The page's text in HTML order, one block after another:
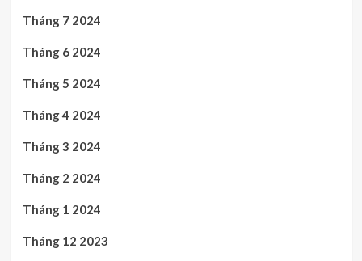
Tháng 7 2024
Tháng 6 2024
Tháng 5 2024
Tháng 4 2024
Tháng 3 2024
Tháng 2 2024
Tháng 1 2024
Tháng 12 2023